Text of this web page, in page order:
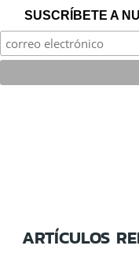
SUSCRÍBETE A
ARTÍCULOS